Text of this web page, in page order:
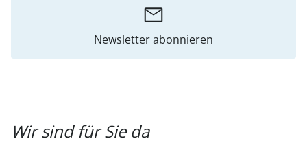
Newsletter abonnieren
Wir sind für Sie da